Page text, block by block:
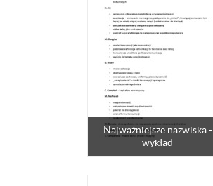
Najważniejsze nazwiska -
wykład